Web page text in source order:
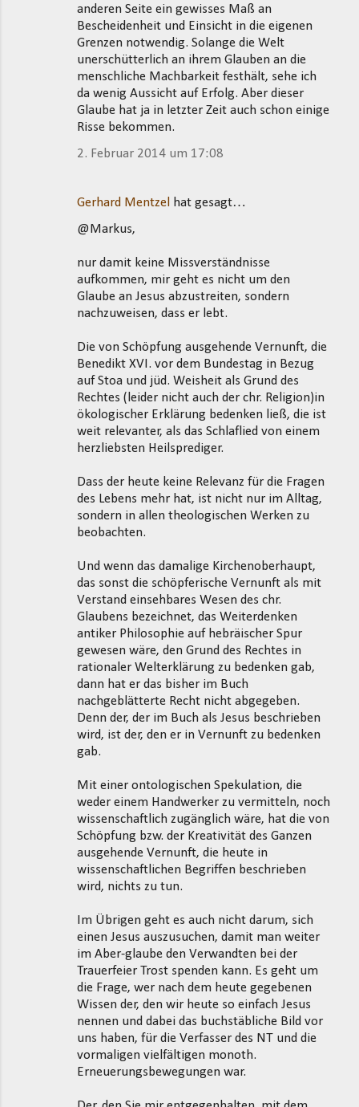
anderen Seite ein gewisses Maß an
Bescheidenheit und Einsicht in die eigenen
Grenzen notwendig. Solange die Welt
unerschütterlich an ihrem Glauben an die
menschliche Machbarkeit festhält, sehe ich
da wenig Aussicht auf Erfolg. Aber dieser
Glaube hat ja in letzter Zeit auch schon einige
Risse bekommen.
2. Februar 2014 um 17:08
Gerhard Mentzel
hat gesagt…
@Markus,
nur damit keine Missverständnisse
aufkommen, mir geht es nicht um den
Glaube an Jesus abzustreiten, sondern
nachzuweisen, dass er lebt.
Die von Schöpfung ausgehende Vernunft, die
Benedikt XVI. vor dem Bundestag in Bezug
auf Stoa und jüd. Weisheit als Grund des
Rechtes (leider nicht auch der chr. Religion)in
ökologischer Erklärung bedenken ließ, die ist
weit relevanter, als das Schlaflied von einem
herzliebsten Heilsprediger.
Dass der heute keine Relevanz für die Fragen
des Lebens mehr hat, ist nicht nur im Alltag,
sondern in allen theologischen Werken zu
beobachten.
Und wenn das damalige Kirchenoberhaupt,
das sonst die schöpferische Vernunft als mit
Verstand einsehbares Wesen des chr.
Glaubens bezeichnet, das Weiterdenken
antiker Philosophie auf hebräischer Spur
gewesen wäre, den Grund des Rechtes in
rationaler Welterklärung zu bedenken gab,
dann hat er das bisher im Buch
nachgeblätterte Recht nicht abgegeben.
Denn der, der im Buch als Jesus beschrieben
wird, ist der, den er in Vernunft zu bedenken
gab.
Mit einer ontologischen Spekulation, die
weder einem Handwerker zu vermitteln, noch
wissenschaftlich zugänglich wäre, hat die von
Schöpfung bzw. der Kreativität des Ganzen
ausgehende Vernunft, die heute in
wissenschaftlichen Begriffen beschrieben
wird, nichts zu tun.
Im Übrigen geht es auch nicht darum, sich
einen Jesus auszusuchen, damit man weiter
im Aber-glaube den Verwandten bei der
Trauerfeier Trost spenden kann. Es geht um
die Frage, wer nach dem heute gegebenen
Wissen der, den wir heute so einfach Jesus
nennen und dabei das buchstäbliche Bild vor
uns haben, für die Verfasser des NT und die
vormaligen vielfältigen monoth.
Erneuerungsbewegungen war.